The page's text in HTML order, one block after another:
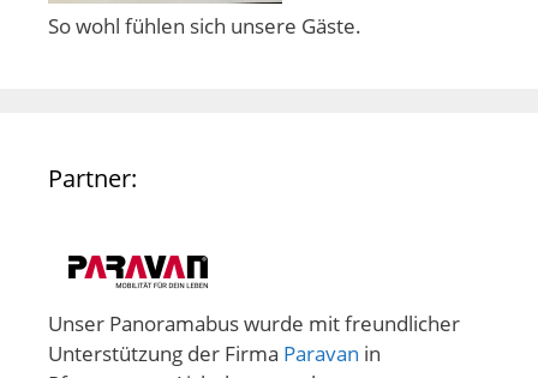
So wohl fühlen sich unsere Gäste.
Partner:
Unser Panoramabus wurde mit freundlicher
Unterstützung der Firma Paravan in